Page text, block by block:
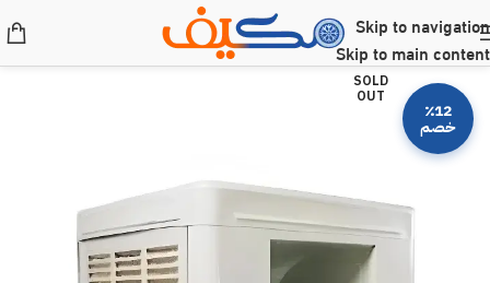
Skip to navigation
Skip to main content
SOLD
OUT
٪12
خصم